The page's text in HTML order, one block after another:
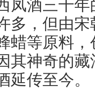
酒三千年
多，但由
蜡等原料
其神奇的
延传至今。